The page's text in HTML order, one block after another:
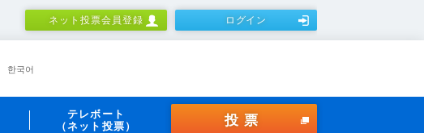
ネット投票会員登録 ログイン
한국어
テレボート
（ネット投票）
投票